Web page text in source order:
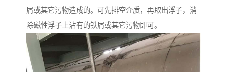
屑或其它污物造成的。可先排空介质，再取出浮子，消
除磁性浮子上沾有的铁屑或其它污物即可。